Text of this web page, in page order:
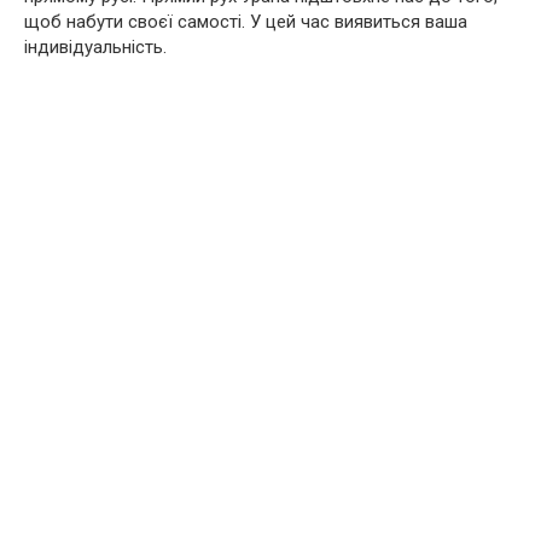
щоб набути своєї самості. У цей час виявиться ваша
індивідуальність.